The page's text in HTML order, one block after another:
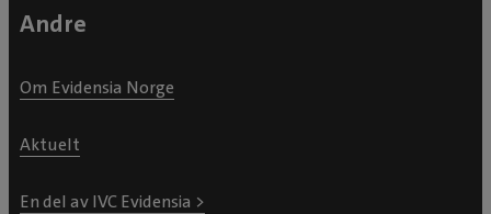
Andre
Om Evidensia Norge
Aktuelt
En del av IVC Evidensia >